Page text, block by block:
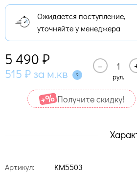
Ожидается поступление,
уточняйте у менеджера
5 490 ₽
515 ₽ за м.кв
–
рул.
Получите cкидку!
Артикул:
KM5503